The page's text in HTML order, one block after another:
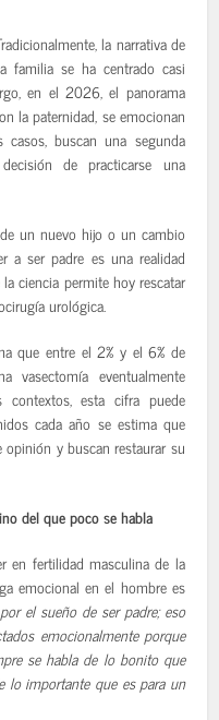
la narrativa de
familia se ha centrado casi
en el 2026, el panorama
la paternidad, se emocionan
buscan una segunda
de practicarse una
un nuevo hijo o un cambio
a ser padre es una realidad
ciencia permite hoy rescatar
urológica.
que entre el 2% y el 6% de
eventualmente
contextos, esta cifra puede
cada año se estima que
y buscan restaurar su
del que poco se habla
en fertilidad masculina de la
emocional en el hombre es
el sueño de ser padre; eso
emocionalmente porque
se habla de lo bonito que
lo importante que es para un